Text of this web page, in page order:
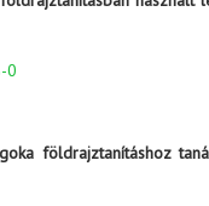
0
földrajztanításhoz